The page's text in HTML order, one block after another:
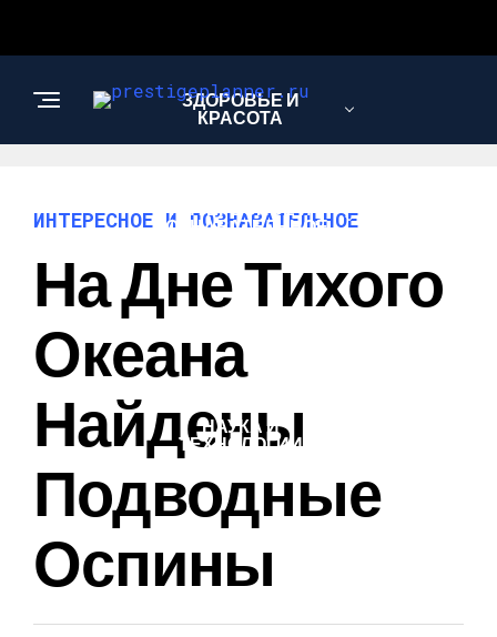
ЗДОРОВЬЕ И
КРАСОТА
ИНТЕРЕСНОЕ И
ПОЗНАВАТЕЛЬНОЕ
НАУКА И
ТЕХНОЛОГИИ
НОВОСТИ
ИНТЕРЕСНОЕ И ПОЗНАВАТЕЛЬНОЕ
На Дне Тихого
Океана
Найдены
Подводные
Оспины